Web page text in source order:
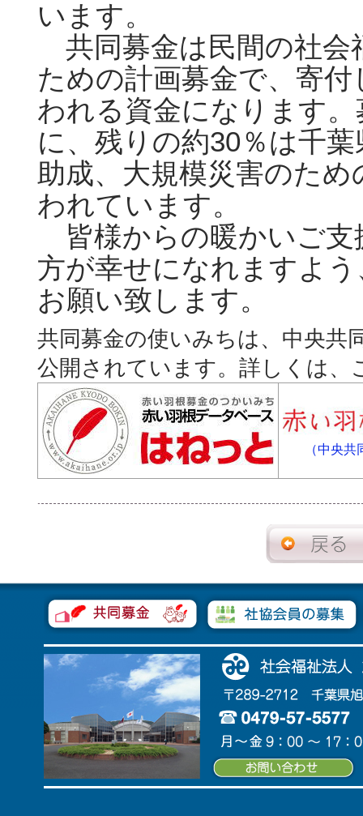
います。
共同募金は民間の社会
ための計画募金で、寄
われる資金になります
に、残りの約30％は千
助成、大規模災害のた
われています。
皆様からの暖かいご支
方が幸せになれますよ
お願い致します。
共同募金の使いみちは、中央共
公開されています。詳しくは、
（中央